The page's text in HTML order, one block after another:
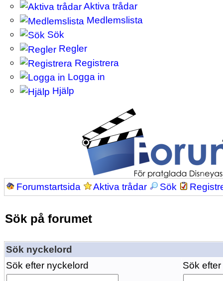
Aktiva trådar
Medlemslista
Sök
Regler
Registrera
Logga in
Hjälp
Forumstartsida Aktiva trådar Sök
Sök på forumet
Sök nyckelord
Sök efter nyckelord
Sök